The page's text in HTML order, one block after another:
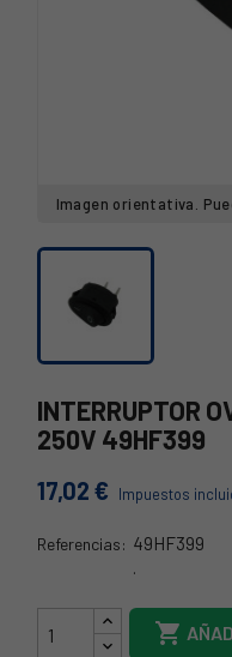
Imagen orientativa.
INTERRUPTOR
250V 49HF399
17,02 € Impuestos
Referencias: 49HF399
.
